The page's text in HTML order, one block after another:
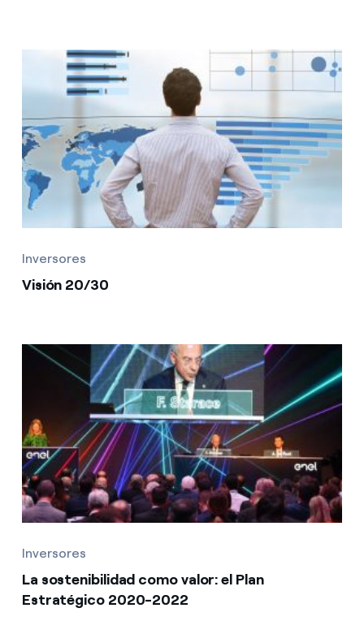
Inversores
Visión 20/30
Inversores
La sostenibilidad como valor: el Plan
Estratégico 2020-2022